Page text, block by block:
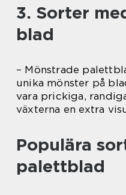
3. Sorter
blad
– Mönstrade
unika mönster på
vara prickiga,
växterna en extra
Populära
palettblad